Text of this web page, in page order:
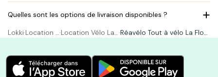
Quelles sont les options de livraison disponibles ?
Lokki·Location V·Location Vélo La ·Réavélo Tout à vélo La Flott